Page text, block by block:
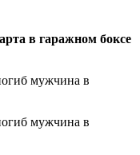
в гаражном боксе